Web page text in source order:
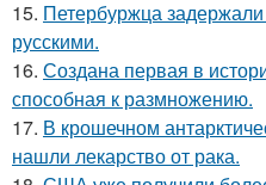
15. Петербуржца
русскими.
16. Создана первая в
способная к размножению.
17. В крошечном
нашли лекарство от рака.